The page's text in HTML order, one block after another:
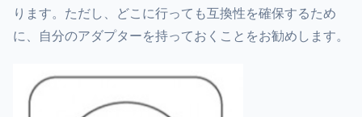
ります。ただし、どこに行っても互換性を確保するため
に、自分のアダプターを持っておくことをお勧めします。